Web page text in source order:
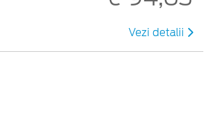
Vezi detalii